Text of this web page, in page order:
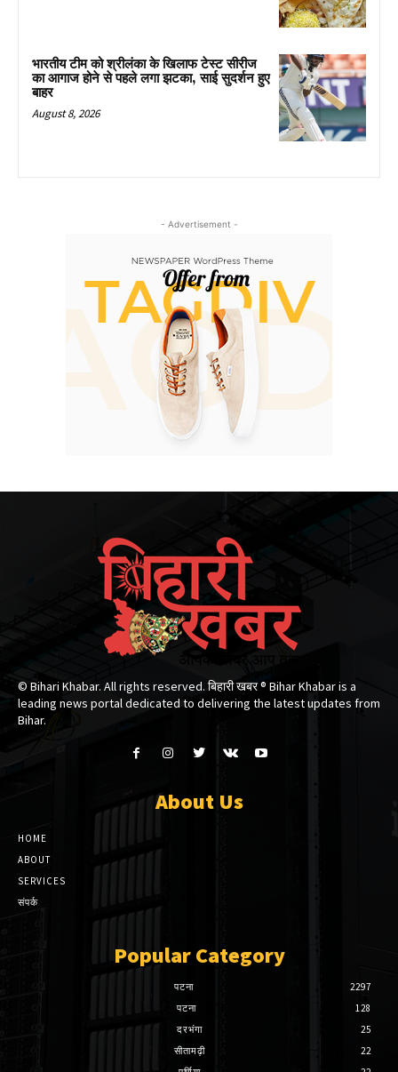
भारतीय टीम को श्रीलंका के खिलाफ टेस्ट सीरीज
का आगाज होने से पहले लगा झटका, साई सुदर्शन हुए
बाहर
August 8, 2026
- Advertisement -
© Bihari Khabar. All rights reserved. बिहारी खबर ®​ Bihar Khabar is a
leading news portal dedicated to delivering the latest updates from
Bihar.
About Us
HOME
ABOUT
SERVICES
संपर्क
Popular Category
पटना
2297
पटना
128
दरभंगा
25
सीतामढ़ी
22